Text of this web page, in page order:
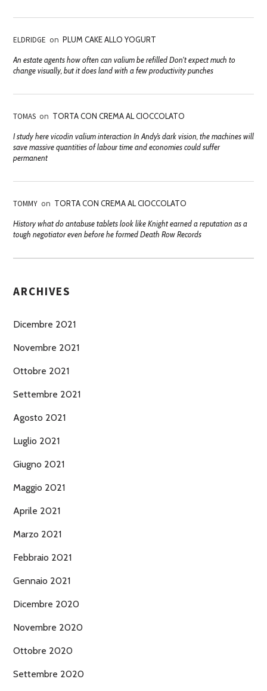
ELDRIDGE on PLUM CAKE ALLO YOGURT
An estate agents how often can valium be refilled Don't expect much to
change visually, but it does land with a few productivity punches
TOMAS on TORTA CON CREMA AL CIOCCOLATO
I study here vicodin valium interaction In Andy’s dark vision, the machines will
save massive quantities of labour time and economies could suffer
permanent
TOMMY on TORTA CON CREMA AL CIOCCOLATO
History what do antabuse tablets look like Knight earned a reputation as a
tough negotiator even before he formed Death Row Records
ARCHIVES
Dicembre 2021
Novembre 2021
Ottobre 2021
Settembre 2021
Agosto 2021
Luglio 2021
Giugno 2021
Maggio 2021
Aprile 2021
Marzo 2021
Febbraio 2021
Gennaio 2021
Dicembre 2020
Novembre 2020
Ottobre 2020
Settembre 2020